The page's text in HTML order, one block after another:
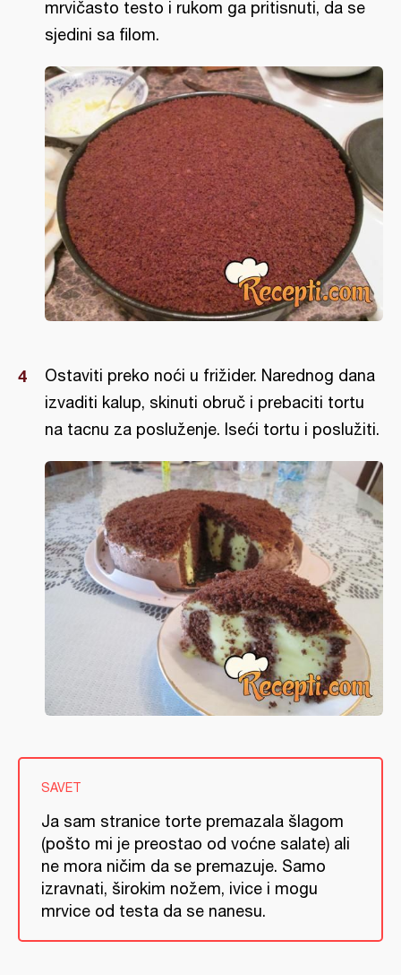
mrvičasto testo i rukom ga pritisnuti, da se
sjedini sa filom.
Ostaviti preko noći u frižider. Narednog dana
izvaditi kalup, skinuti obruč i prebaciti tortu
na tacnu za posluženje. Iseći tortu i poslužiti.
SAVET
Ja sam stranice torte premazala šlagom
(pošto mi je preostao od voćne salate) ali
ne mora ničim da se premazuje. Samo
izravnati, širokim nožem, ivice i mogu
mrvice od testa da se nanesu.